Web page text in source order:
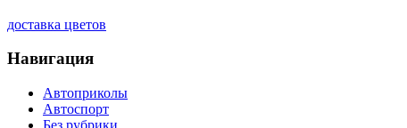
доставка цветов
Навигация
Автоприколы
Автоспорт
Без рубрики